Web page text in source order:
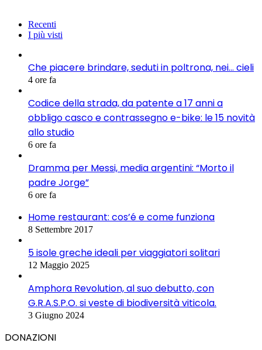
Recenti
I più visti
Che piacere brindare, seduti in poltrona, nei… cieli
4 ore fa
Codice della strada, da patente a 17 anni a
obbligo casco e contrassegno e-bike: le 15 novità
allo studio
6 ore fa
Dramma per Messi, media argentini: “Morto il
padre Jorge”
6 ore fa
Home restaurant: cos’é e come funziona
8 Settembre 2017
5 isole greche ideali per viaggiatori solitari
12 Maggio 2025
Amphora Revolution, al suo debutto, con
G.R.A.S.P.O. si veste di biodiversità viticola.
3 Giugno 2024
DONAZIONI